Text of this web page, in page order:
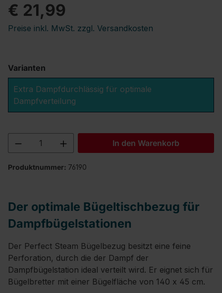
€ 21,99
Preise inkl. MwSt. zzgl. Versandkosten
Varianten
Extra Dampfdurchlässig für optimale
Dampfverteilung
Produkt Anzahl: Gib den gewünschten
In den Warenkorb
Produktnummer: 76190
Der optimale Bügeltischbezug für
Dampfbügelstationen
Der Perfect Steam Bügelbezug besitzt eine feine
Perforation, durch die der Dampf der
Dampfbügelstation ideal verteilt wird. Er eignet sich für
Bügelbretter mit einer Bügelfläche von 140 x 45 cm.